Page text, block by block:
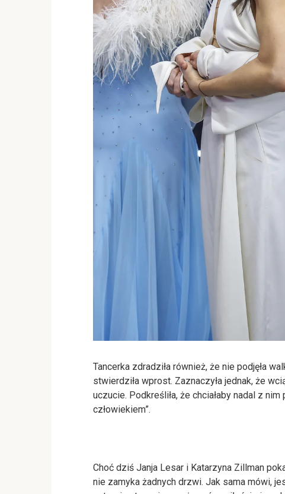
Tancerka zdradziła również, że nie podjęła
stwierdziła wprost. Zaznaczyła jednak, że
uczucie. Podkreśliła, że chciałaby nadal z
człowiekiem”.
Choć dziś Janja Lesar i Katarzyna Zillman
nie zamyka żadnych drzwi. Jak sama mówi,